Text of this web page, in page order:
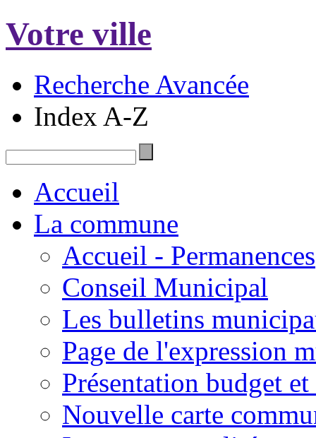
Votre ville
Recherche Avancée
Index A-Z
Accueil
La commune
Accueil - Permanences
Conseil Municipal
Les bulletins
Page de l'expression
Présentation budget
Nouvelle carte